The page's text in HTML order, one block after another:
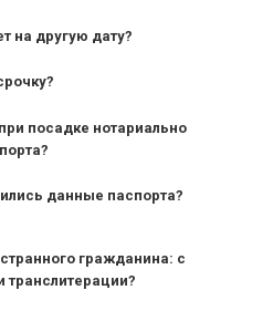
на другую дату?
посадке нотариально
данные паспорта?
гражданина: с